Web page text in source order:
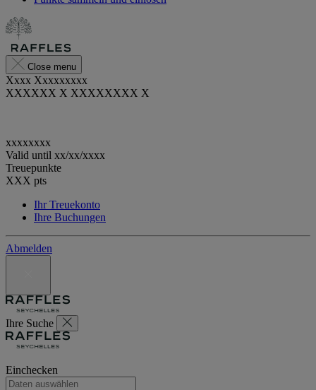
Close menu
Xxxx Xxxxxxxxx
XXXXXX X XXXXXXXX X
xxxxxxxx
Valid until xx/xx/xxxx
Treuepunkte
XXX pts
Ihr Treuekonto
Ihre Buchungen
Abmelden
Ihre Suche
Einchecken